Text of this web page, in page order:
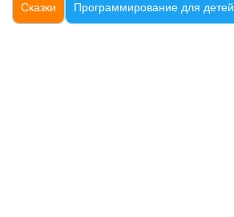
Сказки Программирование для детей